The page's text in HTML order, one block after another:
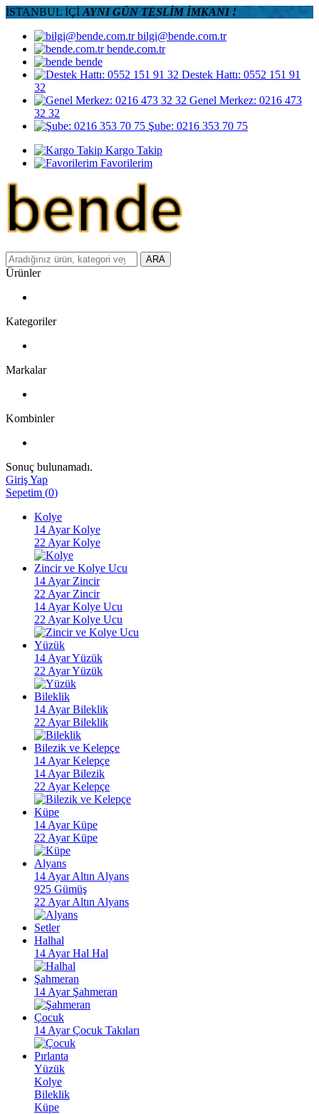
İSTANBUL İÇİ AYNI GÜN TESLİM İMKANI !
bilgi@bende.com.tr
bende.com.tr
bende
Destek Hattı: 0552 151 91
32
Genel Merkez: 0216 473
32 32
Şube: 0216 353 70 75
Kargo Takip
Favorilerim
ARA
Ürünler
Kategoriler
Markalar
Kombinler
Sonuç bulunamadı.
Giriş Yap
Sepetim (0)
Kolye
14 Ayar Kolye
22 Ayar Kolye
Zincir ve Kolye Ucu
14 Ayar Zincir
22 Ayar Zincir
14 Ayar Kolye Ucu
22 Ayar Kolye Ucu
Yüzük
14 Ayar Yüzük
22 Ayar Yüzük
Bileklik
14 Ayar Bileklik
22 Ayar Bileklik
Bilezik ve Kelepçe
14 Ayar Kelepçe
14 Ayar Bilezik
22 Ayar Kelepçe
Küpe
14 Ayar Küpe
22 Ayar Küpe
Alyans
14 Ayar Altın Alyans
925 Gümüş
22 Ayar Altın Alyans
Setler
Halhal
14 Ayar Hal Hal
Şahmeran
14 Ayar Şahmeran
Çocuk
14 Ayar Çocuk Takıları
Pırlanta
Yüzük
Kolye
Bileklik
Küpe